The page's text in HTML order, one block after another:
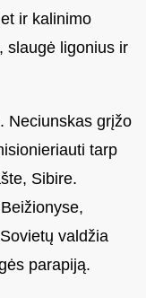
ir kalinimo
slaugė ligonius ir
Neciunskas grįžo
tarp
Sibire.
valdžia
parapiją.